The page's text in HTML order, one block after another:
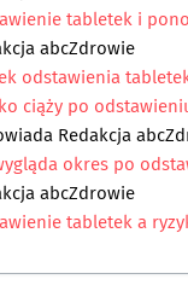
tabletek i
abcZdrowie
odstawienia
ciąży po
Redakcja
okres po
abcZdrowie
tabletek a